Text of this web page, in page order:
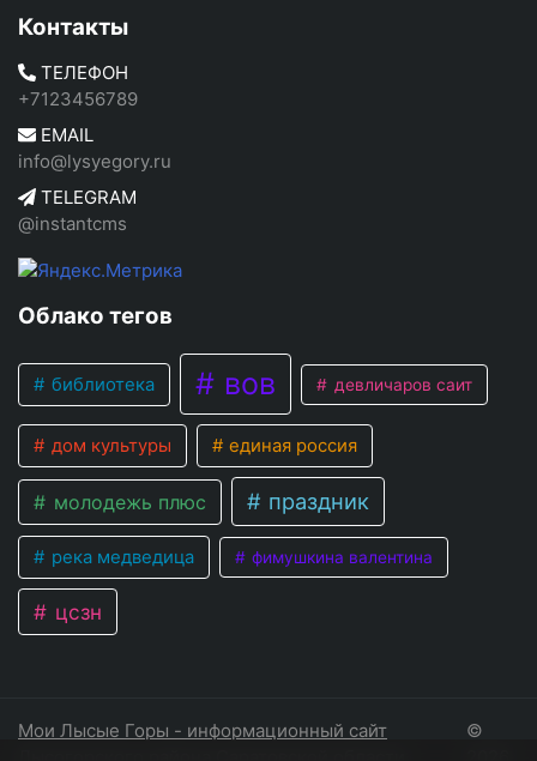
Контакты
ТЕЛЕФОН
+7123456789
EMAIL
info@lysyegory.ru
TELEGRAM
@instantcms
Облако тегов
библиотека вов девличаров саит
дом культуры единая россия
молодежь плюс праздник
река медведица фимушкина валентина
цсзн
Мои Лысые Горы - информационный сайт
©